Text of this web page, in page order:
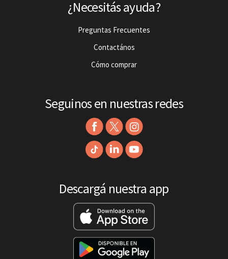
¿Necesitás ayuda?
Preguntas Frecuentes
Contactános
Cómo comprar
Seguinos en nuestras redes
Descargá nuestra app